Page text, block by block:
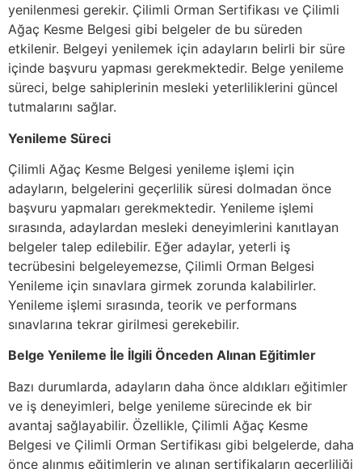
yenilenmesi gerekir. Çilimli Orman Sertifikası ve Çilimli
Ağaç Kesme Belgesi gibi belgeler de bu süreden
etkilenir. Belgeyi yenilemek için adayların belirli bir süre
içinde başvuru yapması gerekmektedir. Belge yenileme
süreci, belge sahiplerinin mesleki yeterliliklerini güncel
tutmalarını sağlar.
Yenileme Süreci
Çilimli Ağaç Kesme Belgesi yenileme işlemi için
adayların, belgelerini geçerlilik süresi dolmadan önce
başvuru yapmaları gerekmektedir. Yenileme işlemi
sırasında, adaylardan mesleki deneyimlerini kanıtlayan
belgeler talep edilebilir. Eğer adaylar, yeterli iş
tecrübesini belgeleyemezse, Çilimli Orman Belgesi
Yenileme için sınavlara girmek zorunda kalabilirler.
Yenileme işlemi sırasında, teorik ve performans
sınavlarına tekrar girilmesi gerekebilir.
Belge Yenileme İle İlgili Önceden Alınan Eğitimler
Bazı durumlarda, adayların daha önce aldıkları eğitimler
ve iş deneyimleri, belge yenileme sürecinde ek bir
avantaj sağlayabilir. Özellikle, Çilimli Ağaç Kesme
Belgesi ve Çilimli Orman Sertifikası gibi belgelerde, daha
önce alınmış eğitimlerin ve alınan sertifikaların geçerliliği